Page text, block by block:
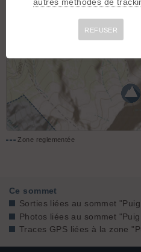
Zone reglementée
Ce sommet
Sorties liées au sommet
Photos liées au sommet
Traces GPS liées à la zone
REFUSER